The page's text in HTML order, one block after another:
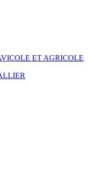
ET AGRICOLE